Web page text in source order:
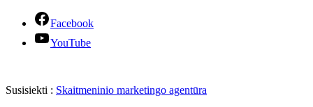
Facebook
YouTube
Susisiekti : Skaitmeninio marketingo agentūra